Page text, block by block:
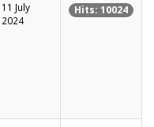
11 July
2024
Hits: 10024